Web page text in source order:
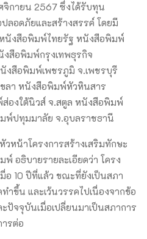
กายน 2567 ซึ่งได้รับทุน
อดภัยและสร้างสรรค์ โดยมี
หนังสือพิมพ์ไทยรัฐ หนังสือพิมพ์
สือพิมพ์กรุงเทพธุรกิจ
สือพิมพ์เพชรภูมิ จ.เพชรบุรี
ลา หนังสือพิมพ์หัวหินสาร
องใต้นิวส์ จ.สตูล หนังสือพิมพ์
พ์ปทุมมาลัย จ.อุบลราชธานี
วหน้าโครงการสร้างเสริมทักษะ
อธิบายรายละเอียดว่า โครง
อ 10 ปีที่แล้ว ขณะที่ยังเป็นสภา
ขึ้น และเว้นวรรคไปเนื่องจากข้อ
จจุบันเมื่อเปลี่ยนมาเป็นสภาการ
รต่อ